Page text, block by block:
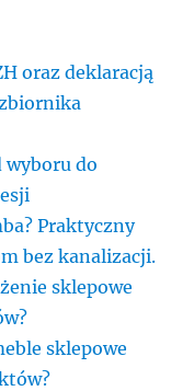
oraz deklaracją
wyboru do
Praktyczny
bez kanalizacji.
sklepowe
sklepowe